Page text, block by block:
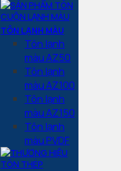
TÔN LẠNH MÀU
Tôn lạnh
màu AZ50
Tôn lạnh
màu AZ100
Tôn lạnh
màu AZ150
Tôn lạnh
màu PVDF